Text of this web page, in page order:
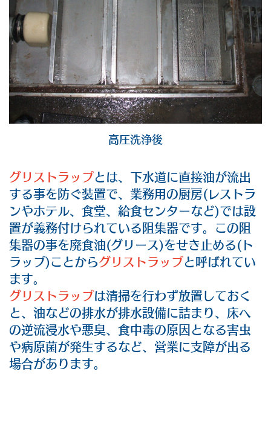
高圧洗浄後
グリストラップとは、下水道に直接油が流出
する事を防ぐ装置で、業務用の厨房(レストラ
ンやホテル、食堂、給食センターなど)では設
置が義務付けられている阻集器です。この阻
集器の事を廃食油(グリース)をせき止める(ト
ラップ)ことからグリストラップと呼ばれてい
ます。
グリストラップは清掃を行わず放置しておく
と、油などの排水が排水設備に詰まり、床へ
の逆流浸水や悪臭、食中毒の原因となる害虫
や病原菌が発生するなど、営業に支障が出る
場合があります。